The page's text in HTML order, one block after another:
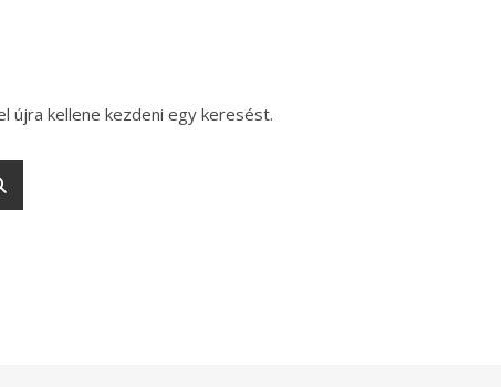
újra kellene kezdeni egy keresést.